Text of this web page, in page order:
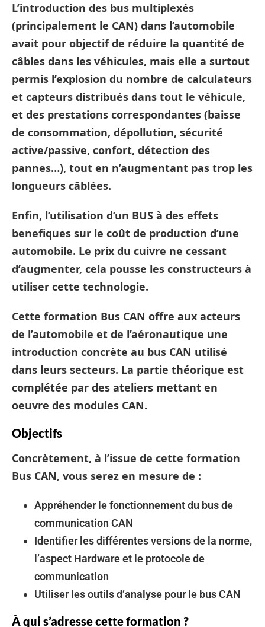
L’introduction des bus multiplexés
(principalement le CAN) dans l’automobile
avait pour objectif de réduire la quantité de
câbles dans les véhicules, mais elle a surtout
permis l’explosion du nombre de calculateurs
et capteurs distribués dans tout le véhicule,
et des prestations correspondantes (baisse
de consommation, dépollution, sécurité
active/passive, confort, détection des
pannes…), tout en n’augmentant pas trop les
longueurs câblées.
Enfin, l’utilisation d’un BUS à des effets
benefiques sur le coût de production d’une
automobile. Le prix du cuivre ne cessant
d’augmenter, cela pousse les constructeurs à
utiliser cette technologie.
Cette formation Bus CAN offre aux acteurs
de l’automobile et de l’aéronautique une
introduction concrète au bus CAN utilisé
dans leurs secteurs. La partie théorique est
complétée par des ateliers mettant en
oeuvre des modules CAN.
Objectifs
Concrètement, à l’issue de cette formation
Bus CAN, vous serez en mesure de :
Appréhender le fonctionnement du bus de
communication CAN
Identifier les différentes versions de la norme,
l’aspect Hardware et le protocole de
communication
Utiliser les outils d’analyse pour le bus CAN
À qui s’adresse cette formation ?